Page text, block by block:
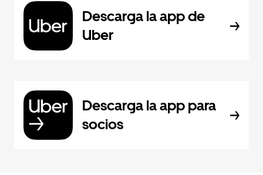
Descarga la app de
Uber
Descarga la app para
socios